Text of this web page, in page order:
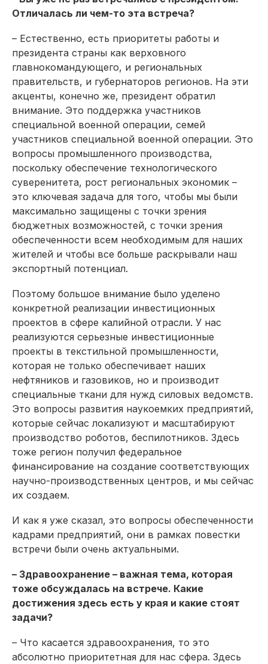
Отличалась ли чем-то эта встреча?
– Естественно, есть приоритеты работы и
президента страны как верховного
главнокомандующего, и региональных
правительств, и губернаторов регионов. На эти
акценты, конечно же, президент обратил
внимание. Это поддержка участников
специальной военной операции, семей
участников специальной военной операции. Это
вопросы промышленного производства,
поскольку обеспечение технологического
суверенитета, рост региональных экономик –
это ключевая задача для того, чтобы мы были
максимально защищены с точки зрения
бюджетных возможностей, с точки зрения
обеспеченности всем необходимым для наших
жителей и чтобы все больше раскрывали наш
экспортный потенциал.
Поэтому большое внимание было уделено
конкретной реализации инвестиционных
проектов в сфере калийной отрасли. У нас
реализуются серьезные инвестиционные
проекты в текстильной промышленности,
которая не только обеспечивает наших
нефтяников и газовиков, но и производит
специальные ткани для нужд силовых ведомств.
Это вопросы развития наукоемких предприятий,
которые сейчас локализуют и масштабируют
производство роботов, беспилотников. Здесь
тоже регион получил федеральное
финансирование на создание соответствую­щих
научно-производственных центров, и мы сейчас
их создаем.
И как я уже сказал, это вопросы обеспеченности
кадрами предприятий, они в рамках повестки
встречи были очень актуальными.
– Здравоохранение – важная тема, которая
тоже обсуждалась на встрече. Какие
достижения здесь есть у края и какие стоят
задачи?
– Что касается здравоохранения, то это
абсолютно приоритетная для нас сфера. Здесь